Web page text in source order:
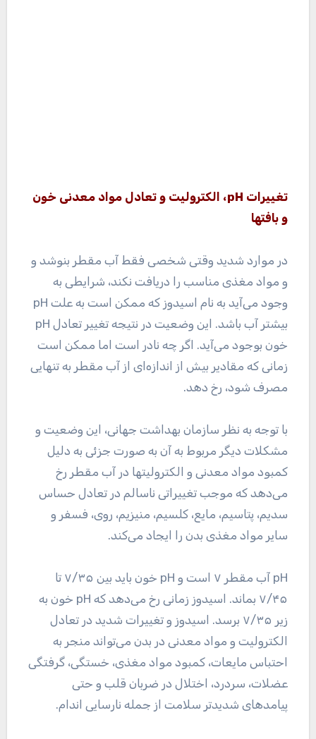
تغییرات pH، الکترولیت و تعادل مواد معدنی خون
و بافتها
در موارد شدید وقتی شخصی فقط آب مقطر بنوشد و
و مواد مغذی مناسب را دریافت نکند، شرایطی به
وجود می‌آید به نام اسیدوز که ممکن است به علت pH
بیشتر آب باشد. این وضعیت در نتیجه تغییر تعادل pH
خون بوجود می‌آید. اگر چه نادر است اما ممکن است
زمانی که مقادیر بیش از اندازه‌ای از آب مقطر به تنهایی
مصرف شود، رخ دهد.
با توجه به نظر سازمان بهداشت جهانی، این وضعیت و
مشکلات دیگر مربوط به آن به صورت جزئی به دلیل
کمبود مواد معدنی و الکترولیتها در آب مقطر رخ
می‌دهد که موجب تغییراتی ناسالم در تعادل حساس
سدیم، پتاسیم، مایع، کلسیم، منیزیم، روی، فسفر و
سایر مواد مغذی بدن را ایجاد می‌کند.
pH آب مقطر ۷ است و pH خون باید بین ۷/۳۵ تا
۷/۴۵ بماند. اسیدوز زمانی رخ می‌دهد که pH خون به
زیر ۷/۳۵ برسد. اسیدوز و تغییرات شدید در تعادل
الکترولیت و مواد معدنی در بدن می‌تواند منجر به
احتباس مایعات، کمبود مواد مغذی، خستگی، گرفتگی
عضلات، سردرد، اختلال در ضربان قلب و حتی
پیامدهای شدیدتر سلامت از جمله نارسایی اندام.